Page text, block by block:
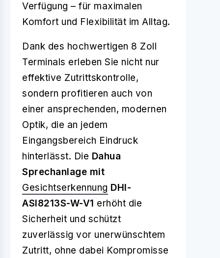
Verfügung – für maximalen
Komfort und Flexibilität im Alltag.
Dank des hochwertigen 8 Zoll
Terminals erleben Sie nicht nur
effektive Zutrittskontrolle,
sondern profitieren auch von
einer ansprechenden, modernen
Optik, die an jedem
Eingangsbereich Eindruck
hinterlässt. Die Dahua
Sprechanlage mit
Gesichtserkennung DHI-
ASI8213S-W-V1 erhöht die
Sicherheit und schützt
zuverlässig vor unerwünschtem
Zutritt, ohne dabei Kompromisse